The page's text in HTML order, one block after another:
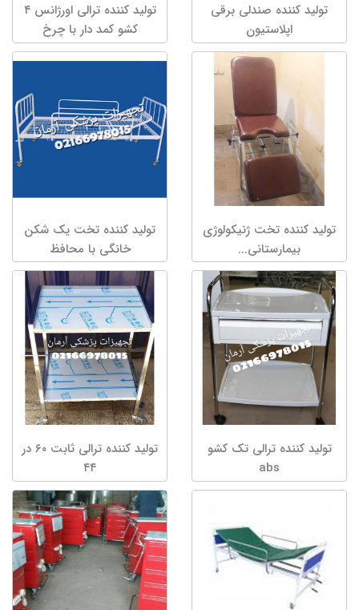
تولید کننده صندلی برقی
اپلاستیون
تولید کننده ترالی اورژانس ۴
کشو کمد دار با چرخ
تولید کننده تخت ژنیکولوژی
بیمارستانی...
تولید کننده تخت یک شکن
خانگی با محافظ
تولید کننده ترالی تک کشو
abs
تولید کننده ترالی ثابت ۶۰ در
۴۴